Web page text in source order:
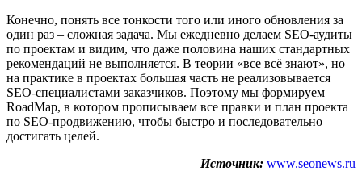
Конечно, понять все тонкости того или иного обновления за
один раз – сложная задача. Мы ежедневно делаем SEO-аудиты
по проектам и видим, что даже половина наших стандартных
рекомендаций не выполняется. В теории «все всё знают», но
на практике в проектах большая часть не реализовывается
SEO-специалистами заказчиков. Поэтому мы формируем
RoadMap, в котором прописываем все правки и план проекта
по SEO-продвижению, чтобы быстро и последовательно
достигать целей.
Источник: www.seonews.ru